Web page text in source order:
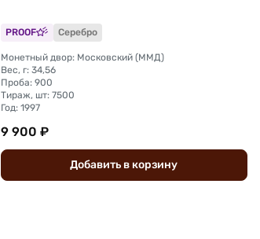
PROOF Серебро
Монетный двор: Московский (ММД)
Вес, г: 34,56
Проба: 900
Тираж, шт: 7500
Год: 1997
9 900 ₽
Добавить в корзину